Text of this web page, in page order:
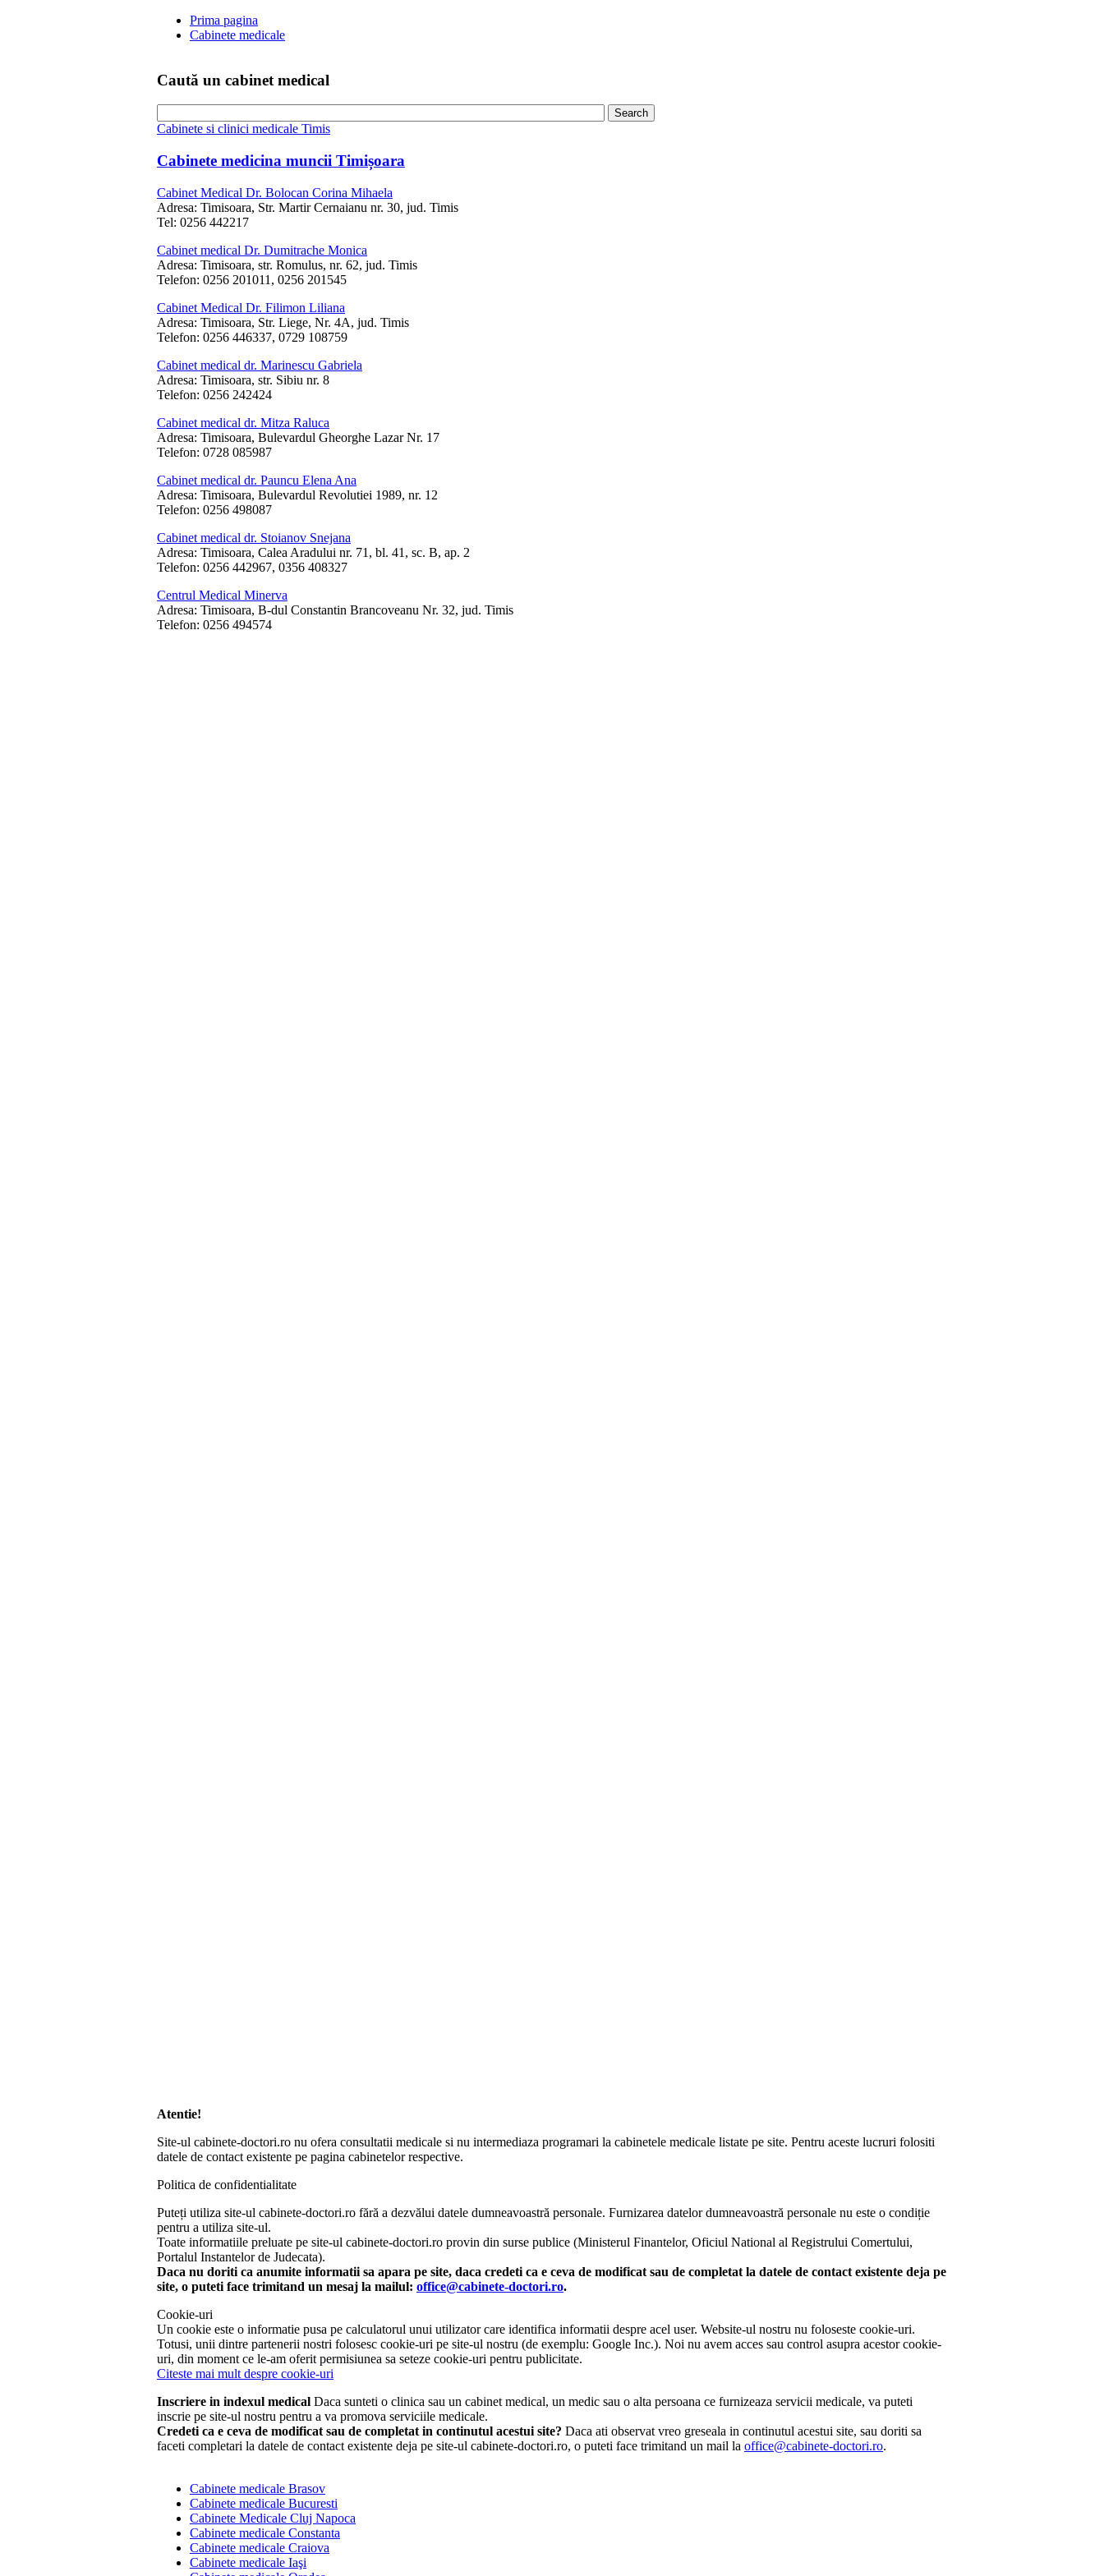
Prima pagina
Cabinete medicale
Caută un cabinet medical
Cabinete si clinici medicale Timis
Cabinete medicina muncii Timișoara
Cabinet Medical Dr. Bolocan Corina Mihaela
Adresa: Timisoara, Str. Martir Cernaianu nr. 30, jud. Timis
Tel: 0256 442217
Cabinet medical Dr. Dumitrache Monica
Adresa: Timisoara, str. Romulus, nr. 62, jud. Timis
Telefon: 0256 201011, 0256 201545
Cabinet Medical Dr. Filimon Liliana
Adresa: Timisoara, Str. Liege, Nr. 4A, jud. Timis
Telefon: 0256 446337, 0729 108759
Cabinet medical dr. Marinescu Gabriela
Adresa: Timisoara, str. Sibiu nr. 8
Telefon: 0256 242424
Cabinet medical dr. Mitza Raluca
Adresa: Timisoara, Bulevardul Gheorghe Lazar Nr. 17
Telefon: 0728 085987
Cabinet medical dr. Pauncu Elena Ana
Adresa: Timisoara, Bulevardul Revolutiei 1989, nr. 12
Telefon: 0256 498087
Cabinet medical dr. Stoianov Snejana
Adresa: Timisoara, Calea Aradului nr. 71, bl. 41, sc. B, ap. 2
Telefon: 0256 442967, 0356 408327
Centrul Medical Minerva
Adresa: Timisoara, B-dul Constantin Brancoveanu Nr. 32, jud. Timis
Telefon: 0256 494574
Atentie!
Site-ul cabinete-doctori.ro nu ofera consultatii medicale si nu intermediaza programari la cabinetele medicale listate pe site. Pentru aceste lucruri folositi
datele de contact existente pe pagina cabinetelor respective.
Politica de confidentialitate
Puteți utiliza site-ul cabinete-doctori.ro fără a dezvălui datele dumneavoastră personale. Furnizarea datelor dumneavoastră personale nu este o condiție
pentru a utiliza site-ul.
Toate informatiile preluate pe site-ul cabinete-doctori.ro provin din surse publice (Ministerul Finantelor, Oficiul National al Registrului Comertului,
Portalul Instantelor de Judecata).
Daca nu doriti ca anumite informatii sa apara pe site, daca credeti ca e ceva de modificat sau de completat la datele de contact existente deja pe
site, o puteti face trimitand un mesaj la mailul: office@cabinete-doctori.ro.
Cookie-uri
Un cookie este o informatie pusa pe calculatorul unui utilizator care identifica informatii despre acel user. Website-ul nostru nu foloseste cookie-uri.
Totusi, unii dintre partenerii nostri folosesc cookie-uri pe site-ul nostru (de exemplu: Google Inc.). Noi nu avem acces sau control asupra acestor cookie-
uri, din moment ce le-am oferit permisiunea sa seteze cookie-uri pentru publicitate.
Citeste mai mult despre cookie-uri
Inscriere in indexul medical Daca sunteti o clinica sau un cabinet medical, un medic sau o alta persoana ce furnizeaza servicii medicale, va puteti
inscrie pe site-ul nostru pentru a va promova serviciile medicale.
Credeti ca e ceva de modificat sau de completat in continutul acestui site? Daca ati observat vreo greseala in continutul acestui site, sau doriti sa
faceti completari la datele de contact existente deja pe site-ul cabinete-doctori.ro, o puteti face trimitand un mail la office@cabinete-doctori.ro.
Cabinete medicale Brasov
Cabinete medicale Bucuresti
Cabinete Medicale Cluj Napoca
Cabinete medicale Constanta
Cabinete medicale Craiova
Cabinete medicale Iaşi